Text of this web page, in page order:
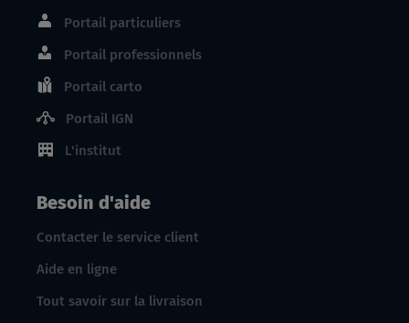
Portail particuliers
Portail professionnels
Portail carto
Portail IGN
L'institut
Besoin d'aide
Contacter le service client
Aide en ligne
Tout savoir sur la livraison